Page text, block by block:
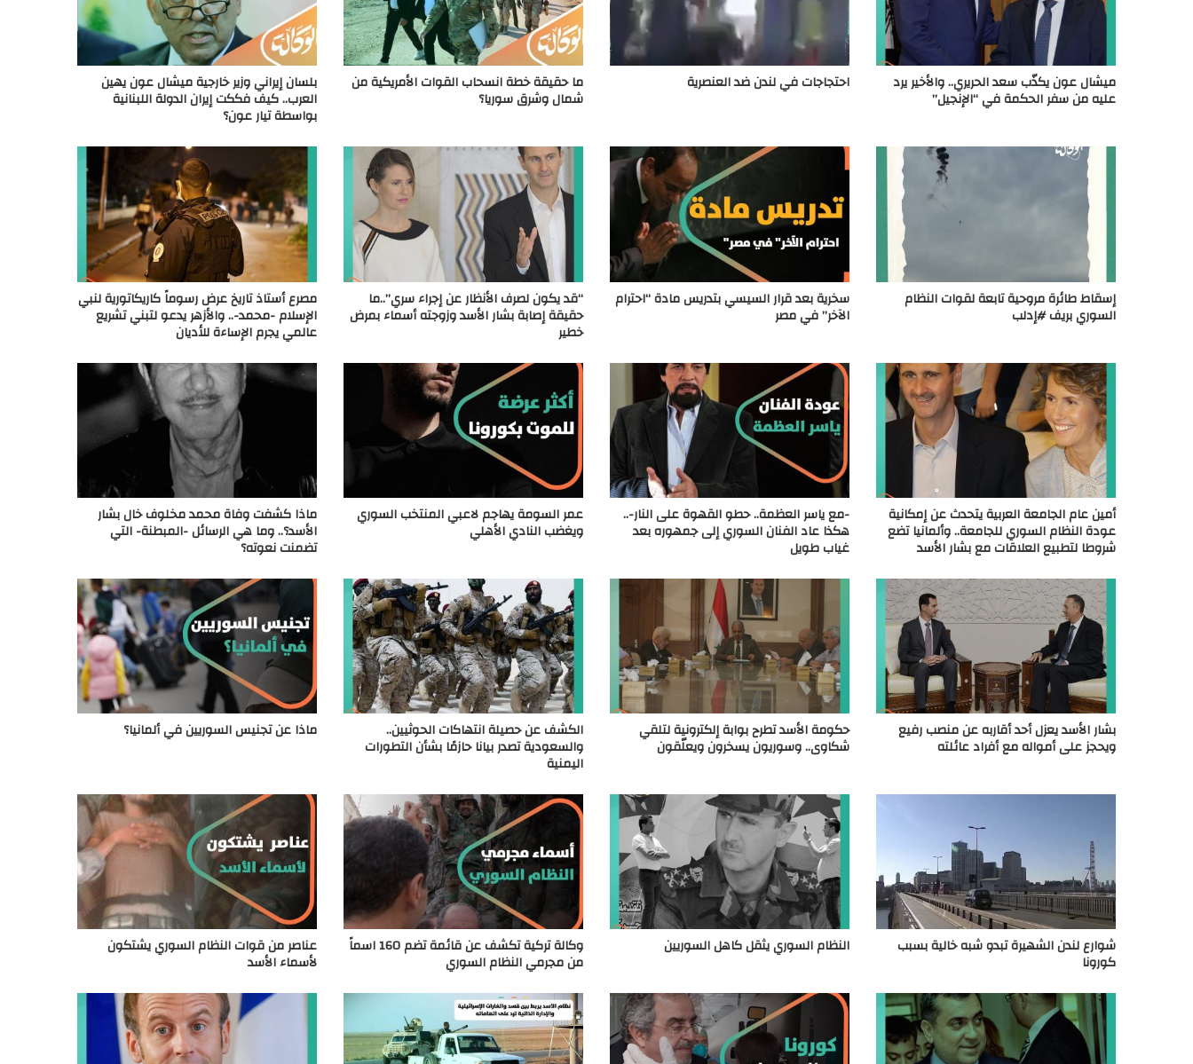
ميشال عون يكذّب سعد الحريري.. والأخير يرد
عليه من سفر الحكمة في “الإنجيل”
احتجاجات في لندن ضد العنصرية ما حقيقة خطة انسحاب القوات الأمريكية من
شمال وشرق سوريا؟
بلسان إيراني وزير خارجية ميشال عون يهين
العرب.. كيف فككت إيران الدولة اللبنانية
بواسطة تيار عون؟
إسقاط طائرة مروحية تابعة لقوات النظام
السوري بريف #إدلب
سخرية بعد قرار السيسي بتدريس مادة “احترام
الآخر” في مصر
“قد يكون لصرف الأنظار عن إجراء سري”..ما
حقيقة إصابة بشار الأسد وزوجته أسماء بمرض
خطير
مصرع أستاذ تاريخ عرض رسوماً كاريكاتورية لنبي
الإسلام -محمد-.. والأزهر يدعو لتبني تشريع
عالمي يجرم الإساءة للأديان
أمين عام الجامعة العربية يتحدث عن إمكانية
عودة النظام السوري للجامعة.. وألمانيا تضع
شروطا لتطبيع العلاقات مع بشار الأسد
-مع ياسر العظمة.. حطو القهوة على النار-..
هكذا عاد الفنان السوري إلى جمهوره بعد
غياب طويل
عمر السومة يهاجم لاعبي المنتخب السوري
ويغضب النادي الأهلي
ماذا كشفت وفاة محمد مخلوف خال بشار
الأسد؟.. وما هي الرسائل -المبطنة- التي
تضمنت نعوته؟
بشار الأسد يعزل أحد أقاربه عن منصب رفيع
ويحجز على أمواله مع أفراد عائلته
حكومة الأسد تطرح بوابة إلكترونية لتلقي
شكاوى.. وسوريون يسخرون ويعلّقون
الكشف عن حصيلة انتهاكات الحوثيين..
والسعودية تصدر بيانا حازمًا بشأن التطورات
اليمنية
ماذا عن تجنيس السوريين في ألمانيا؟
شوارع لندن الشهيرة تبدو شبه خالية بسبب
كورونا
النظام السوري يثقل كاهل السوريين وكالة تركية تكشف عن قائمة تضم 160 اسماً
من مجرمي النظام السوري
عناصر من قوات النظام السوري يشتكون
لأسماء الأسد